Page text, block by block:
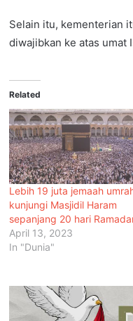
Selain itu, kementerian
diwajibkan ke atas umat
Related
Lebih 19 juta jemaah
kunjungi Masjidil Haram
sepanjang 20 hari
April 13, 2023
In "Dunia"